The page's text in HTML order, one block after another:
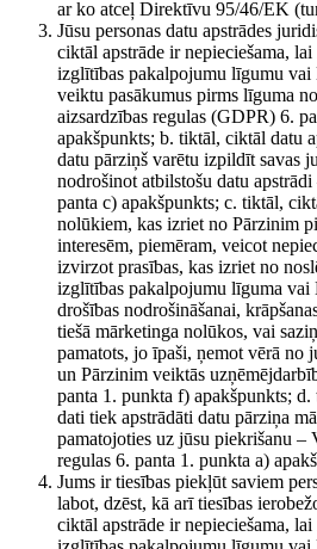
ar ko atceļ Direktīvu 95/46/EK
Jūsu personas datu apstrādes
ciktāl apstrāde ir nepieciešama,
izglītības pakalpojumu līgumu
veiktu pasākumus pirms līguma
aizsardzības regulas (GDPR) 6.
apakšpunkts; b. tiktāl, ciktāl datu
datu pārziņš varētu izpildīt savas
nodrošinot atbilstošu datu
panta c) apakšpunkts; c. tiktāl,
nolūkiem, kas izriet no Pārzinim
interesēm, piemēram, veicot
izvirzot prasības, kas izriet no
izglītības pakalpojumu līguma vai
drošības nodrošināšanai,
tiešā mārketinga nolūkos, vai
pamatots, jo īpaši, ņemot vērā no
un Pārzinim veiktās
panta 1. punkta f) apakšpunkts;
dati tiek apstrādāti datu pārziņa
pamatojoties uz jūsu piekrišanu –
regulas 6. panta 1. punkta a)
Jums ir tiesības piekļūt saviem
labot, dzēst, kā arī tiesības
ciktāl apstrāde ir nepieciešama,